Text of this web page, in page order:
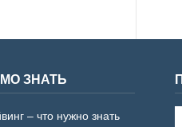
ЗНАТЬ
– что нужно знать